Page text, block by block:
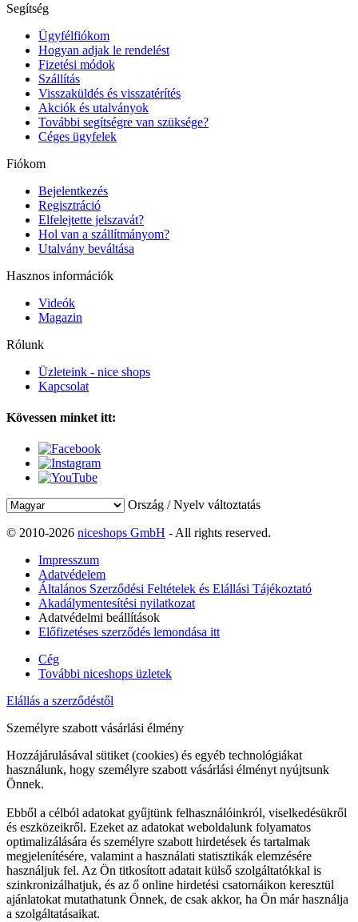
Segítség
Ügyfélfiókom
Hogyan adjak le rendelést
Fizetési módok
Szállítás
Visszaküldés és visszatérítés
Akciók és utalványok
További segítségre van szüksége?
Céges ügyfelek
Fiókom
Bejelentkezés
Regisztráció
Elfelejtette jelszavát?
Hol van a szállítmányom?
Utalvány beváltása
Hasznos információk
Videók
Magazin
Rólunk
Üzleteink - nice shops
Kapcsolat
Kövessen minket itt:
Ország / Nyelv változtatás
© 2010-2026 niceshops GmbH - All rights reserved.
Impresszum
Adatvédelem
Általános Szerződési Feltételek és Elállási Tájékoztató
Akadálymentesítési nyilatkozat
Adatvédelmi beállítások
Előfizetéses szerződés lemondása itt
Cég
További niceshops üzletek
Elállás a szerződéstől
Személyre szabott vásárlási élmény
Hozzájárulásával sütiket (cookies) és egyéb technológiákat
használunk, hogy személyre szabott vásárlási élményt nyújtsunk
Önnek.
Ebből a célból adatokat gyűjtünk felhasználóinkról, viselkedésükről
és eszközeikről. Ezeket az adatokat weboldalunk folyamatos
optimalizálására és személyre szabott hirdetések és tartalmak
megjelenítésére, valamint a használati statisztikák elemzésére
használjuk fel. Az Ön titkosított adatait külső szolgáltatókkal is
szinkronizálhatjuk, és az ő online hirdetési csatornáikon keresztül
ajánlatokat mutathatunk Önnek, de csak akkor, ha Ön már használja
a szolgáltatásaikat.